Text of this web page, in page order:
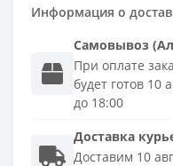
Информация о
Самовывоз
При оплате
будет готов 10
до 18:00
Доставка
Доставим 10